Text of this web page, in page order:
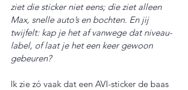
ziet die sticker niet eens; die ziet alleen
Max, snelle auto’s en bochten. En jij
twijfelt: kap je het af vanwege dat niveau-
label, of laat je het een keer gewoon
gebeuren?
Ik zie zó vaak dat een AVI-sticker de baas